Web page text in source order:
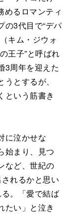
めるロマンティ
の3代目で“デパ
キム・ジウォ
王子”と呼ばれ
3周年を迎えた
とするが、
という筋書き
に泣かせな
始まり、見つ
など、世紀の
れるかと思い
。「愛で結ば
たい」と泣き